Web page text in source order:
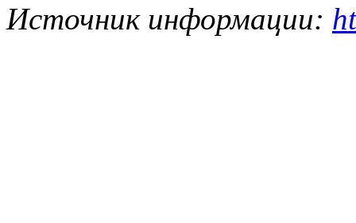
Источник информации: